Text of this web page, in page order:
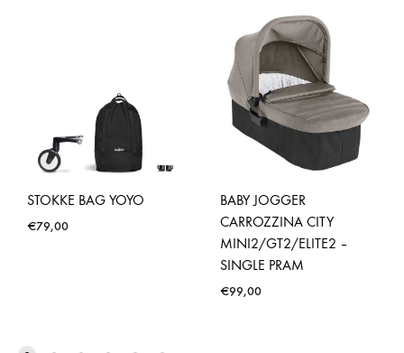
STOKKE BAG YOYO
€79,00
BABY JOGGER
CARROZZINA CITY
MINI2/GT2/ELITE2 –
SINGLE PRAM
€99,00